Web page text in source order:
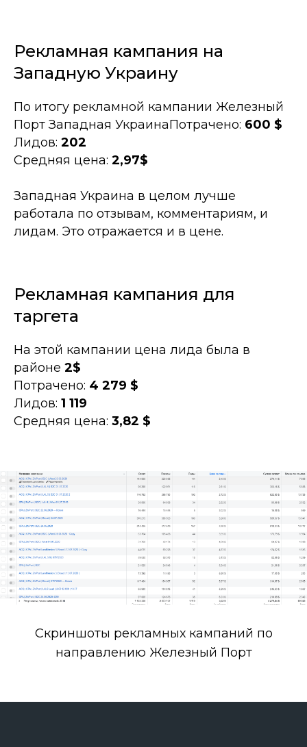
Рекламная кампания на
Западную Украину
По итогу рекламной кампании Железный
Порт Западная УкраинаПотрачено: 600 $
Лидов: 202
Средняя цена: 2,97$
Западная Украина в целом лучше
работала по отзывам, комментариям, и
лидам. Это отражается и в цене.
Рекламная кампания для
таргета
На этой кампании цена лида была в
районе 2$
Потрачено: 4 279 $
Лидов: 1 119
Средняя цена: 3,82 $
Скриншоты рекламных кампаний по
направлению Железный Порт